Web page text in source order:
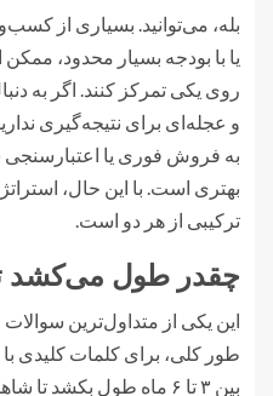
بله، می‌توانید. بسیاری از
یا با بودجه بسیار محدود،
روی یکی تمرکز کنند. اگر به
بهتری است. با این حال،
ترکیبی از هر دو است.
چقدر طول می‌کشد تا
این یکی از متداول‌ترین
طور کلی، برای کلمات کلیدی
بین ۳ تا ۶ ماه طول بکشد